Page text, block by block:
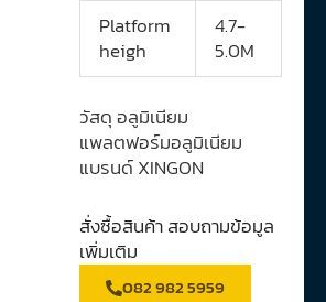
Platform
heigh
4.7-
5.0M
วัสดุ อลูมิเนียม
แพลตฟอร์มอลูมิเนียม
แบรนด์ XINGON
สั่งซื้อสินค้า สอบถามข้อมูล
เพิ่มเติม
082 982 5959